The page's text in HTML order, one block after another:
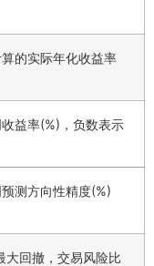
的实际年化收益率
益率(%)，负数表示
测方向性精度(%)
大回撤，交易风险比